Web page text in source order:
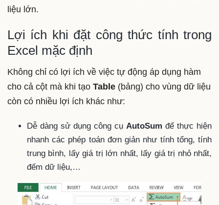
liệu lớn.
Lợi ích khi đặt công thức tính trong
Excel mặc định
Không chỉ có lợi ích về việc tự động áp dụng hàm
cho cả cột mà khi tạo Table (bảng) cho vùng dữ liệu
còn có nhiều lợi ích khác như:
Dễ dàng sử dụng công cụ AutoSum để thực hiện
nhanh các phép toán đơn giản như tính tổng, tính
trung bình, lấy giá trị lớn nhất, lấy giá trị nhỏ nhất,
đếm dữ liệu,…